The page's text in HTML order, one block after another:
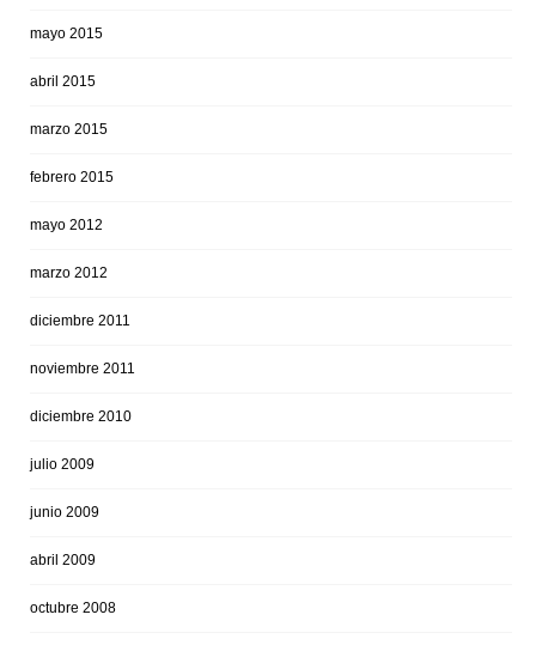
mayo 2015
abril 2015
marzo 2015
febrero 2015
mayo 2012
marzo 2012
diciembre 2011
noviembre 2011
diciembre 2010
julio 2009
junio 2009
abril 2009
octubre 2008